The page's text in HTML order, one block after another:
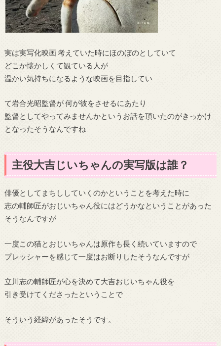
実は実写化映画 考えていた時にほのぼのとしていて
どこか懐かしくて観ている人が
温かい気持ちになるような映画を目指してい
て岩合光昭監督が 何が彼をさせるにあたり
監督としてやってみませんかというお話を頂いたのがきっかけ
となったそうなんですね
主役大吉じいちゃんの実写版は誰？
俳優としてまちししていくのかということを考えた時に
志の輔師匠がおじいちゃん役にはどうかなということがあった
そうなんですが
一度この猫とおじいちゃんは原作も長く続いていますので
プレッシャーを感じて一度はお断りしたそうなんですが
立川志の輔師匠が心を決めて大吉おじいちゃん役を
引き受けてくださったということで
そういう経緯があったそうです。